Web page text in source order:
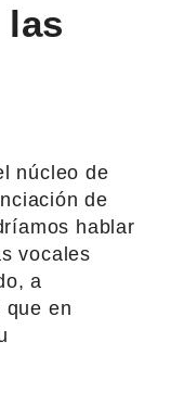
núcleo de
de
hablar
vocales
a
que en